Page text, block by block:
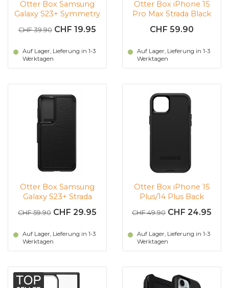
Otter Box Samsung
Galaxy S23+ Symmetry
CHF 39.90 CHF 19.95
Auf Lager, Lieferung in 1-3
Werktagen
Otter Box iPhone 15
Pro Max Strada Black
CHF 59.90
Auf Lager, Lieferung in 1-3
Werktagen
Otter Box Samsung
Galaxy S23+ Strada
CHF 59.90 CHF 29.95
Auf Lager, Lieferung in 1-3
Werktagen
Otter Box iPhone 15
Plus/14 Plus Back
(schwarz)
CHF 49.90 CHF 24.95
Auf Lager, Lieferung in 1-3
Werktagen